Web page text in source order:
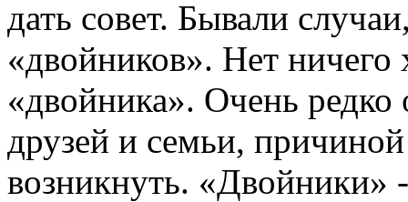
дать совет. Бывали
«двойников». Нет ничего
«двойника». Очень
друзей и семьи,
возникнуть. «Двойники»